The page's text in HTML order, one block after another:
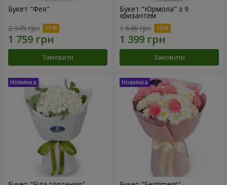
Букет "Фея"
2 345 грн
Замовити
Букет "Юрмола" з 9
хризантем
1 646 грн
Замовити